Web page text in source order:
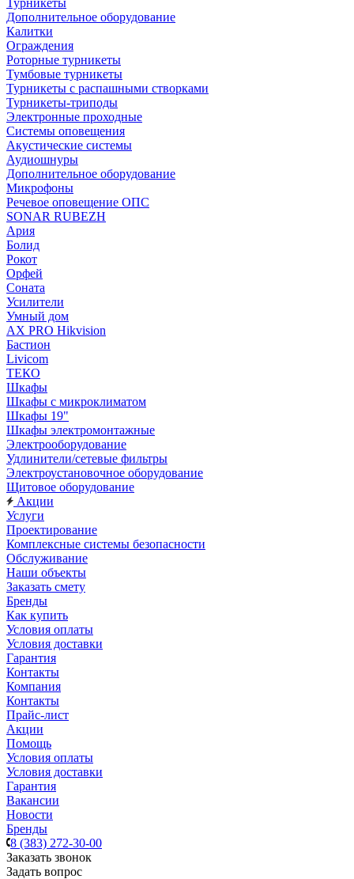
Турникеты
Дополнительное оборудование
Калитки
Ограждения
Роторные турникеты
Тумбовые турникеты
Турникеты с распашными створками
Турникеты-триподы
Электронные проходные
Системы оповещения
Акустические системы
Аудиошнуры
Дополнительное оборудование
Микрофоны
Речевое оповещение ОПС
SONAR RUBEZH
Ария
Болид
Рокот
Орфей
Соната
Усилители
Умный дом
AX PRO Hikvision
Бастион
Livicom
ТЕКО
Шкафы
Шкафы с микроклиматом
Шкафы 19"
Шкафы электромонтажные
Электрооборудование
Удлинители/сетевые фильтры
Электроустановочное оборудование
Щитовое оборудование
Акции
Услуги
Проектирование
Комплексные системы безопасности
Обслуживание
Наши объекты
Заказать смету
Бренды
Как купить
Условия оплаты
Условия доставки
Гарантия
Контакты
Компания
Контакты
Прайс-лист
Акции
Помощь
Условия оплаты
Условия доставки
Гарантия
Вакансии
Новости
Бренды
8 (383) 272-30-00
Заказать звонок
Задать вопрос